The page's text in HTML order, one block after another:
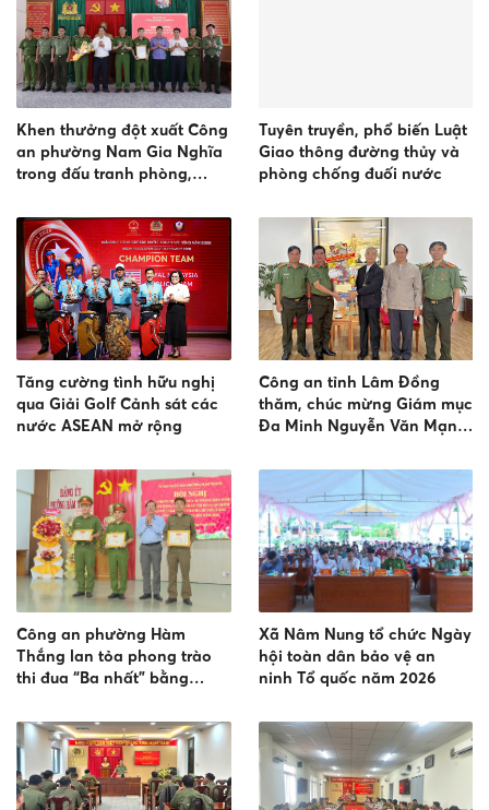
Khen thưởng đột xuất Công
an phường Nam Gia Nghĩa
trong đấu tranh phòng,
Tuyên truyền, phổ biến Luật
Giao thông đường thủy và
phòng chống đuối nước
Tăng cường tình hữu nghị
qua Giải Golf Cảnh sát các
nước ASEAN mở rộng
Công an tỉnh Lâm Đồng
thăm, chúc mừng Giám mục
Đa Minh Nguyễn Văn Mạnh
Lạt nhân dịp lễ bổn mạng
Thánh Đa Minh
Công an phường Hàm
Thắng lan tỏa phong trào
thi đua “Ba nhất” bằng
Xã Nâm Nung tổ chức Ngày
hội toàn dân bảo vệ an
ninh Tổ quốc năm 2026